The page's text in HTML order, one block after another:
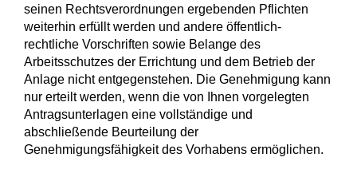
seinen Rechtsverordnungen ergebenden Pflichten
weiterhin erfüllt werden und andere öffentlich-
rechtliche Vorschriften sowie Belange des
Arbeitsschutzes der Errichtung und dem Betrieb der
Anlage nicht entgegenstehen. Die Genehmigung kann
nur erteilt werden, wenn die von Ihnen vorgelegten
Antragsunterlagen eine vollständige und
abschließende Beurteilung der
Genehmigungsfähigkeit des Vorhabens ermöglichen.